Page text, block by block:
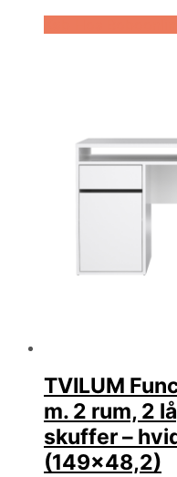
TVILUM
m. 2 rum, 2
skuffer –
(149×48,2)